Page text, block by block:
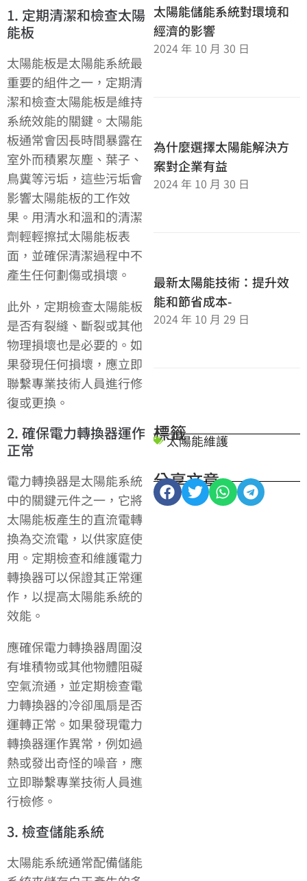
1. 定期清潔和檢查太陽
能板
太陽能板是太陽能系統最
重要的組件之一，定期清
潔和檢查太陽能板是維持
系統效能的關鍵。太陽能
板通常會因長時間暴露在
室外而積累灰塵、葉子、
鳥糞等污垢，這些污垢會
影響太陽能板的工作效
果。用清水和溫和的清潔
劑輕輕擦拭太陽能板表
面，並確保清潔過程中不
產生任何劃傷或損壞。
此外，定期檢查太陽能板
是否有裂縫、斷裂或其他
物理損壞也是必要的。如
果發現任何損壞，應立即
聯繫專業技術人員進行修
復或更換。
2. 確保電力轉換器運作
正常
電力轉換器是太陽能系統
中的關鍵元件之一，它將
太陽能板產生的直流電轉
換為交流電，以供家庭使
用。定期檢查和維護電力
轉換器可以保證其正常運
作，以提高太陽能系統的
效能。
應確保電力轉換器周圍沒
有堆積物或其他物體阻礙
空氣流通，並定期檢查電
力轉換器的冷卻風扇是否
運轉正常。如果發現電力
轉換器運作異常，例如過
熱或發出奇怪的噪音，應
立即聯繫專業技術人員進
行檢修。
3. 檢查儲能系統
太陽能系統通常配備儲能
太陽能儲能系統對環境和
經濟的影響
2024 年 10 月 30 日
為什麼選擇太陽能解決方
案對企業有益
2024 年 10 月 30 日
最新太陽能技術：提升效
能和節省成本-
2024 年 10 月 29 日
標籤
太陽能維護
分享文章